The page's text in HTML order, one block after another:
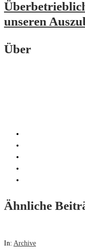
unseren
Über
Ähnliche
In: Archive